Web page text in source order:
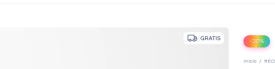
GRATIS -30%
Inicio /